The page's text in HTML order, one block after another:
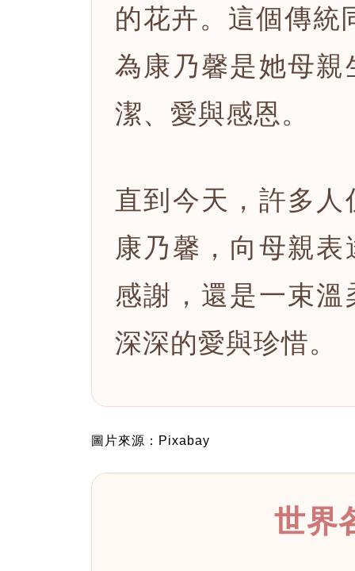
的花卉。這個傳
為康乃馨是她母
潔、愛與感恩。
直到今天，許多
康乃馨，向母親
感謝，還是一束
深深的愛與珍惜。
圖片來源：Pixabay
世界